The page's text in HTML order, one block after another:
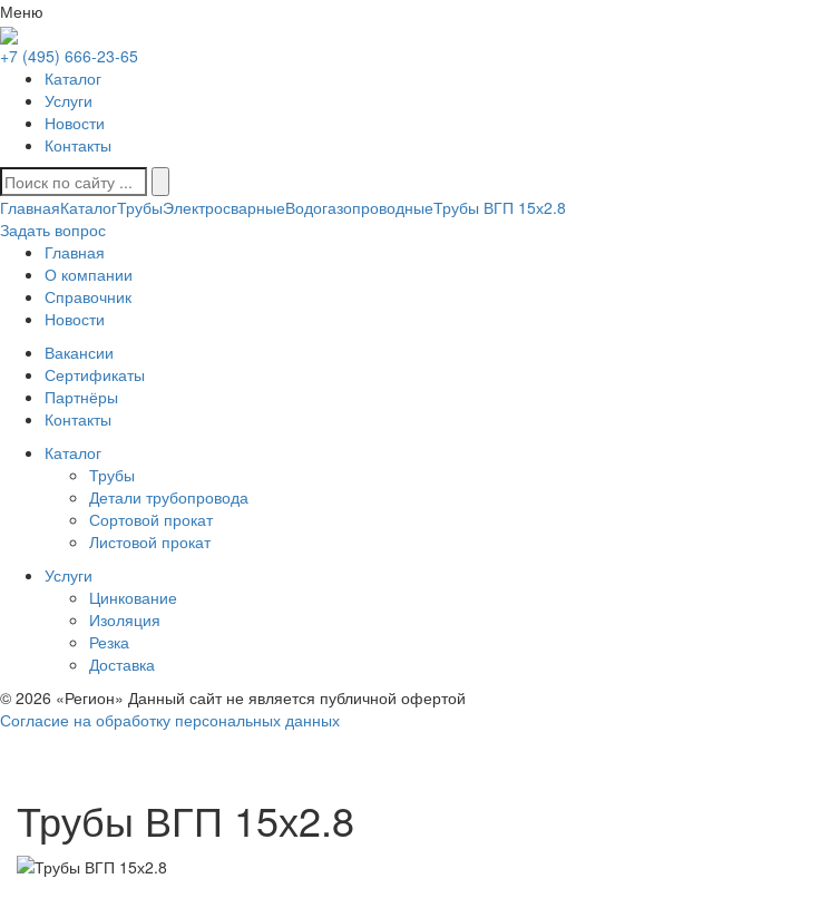
Меню
+7 (495) 666-23-65
Каталог
Услуги
Новости
Контакты
ГлавнаяКаталогТрубыЭлектросварныеВодогазопроводныеТрубы ВГП 15х2.8
Задать вопрос
Главная
О компании
Справочник
Новости
Вакансии
Сертификаты
Партнёры
Контакты
Каталог
Трубы
Детали трубопровода
Сортовой прокат
Листовой прокат
Услуги
Цинкование
Изоляция
Резка
Доставка
© 2026 «Регион» Данный сайт не является публичной офертой
Согласие на обработку персональных данных
Трубы ВГП 15х2.8